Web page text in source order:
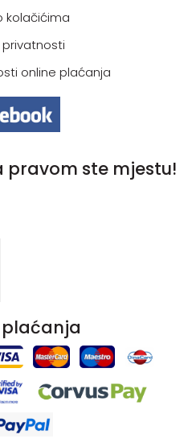
kolačićima
privatnosti
online plaćanja
pravom ste mjestu!
plaćanja